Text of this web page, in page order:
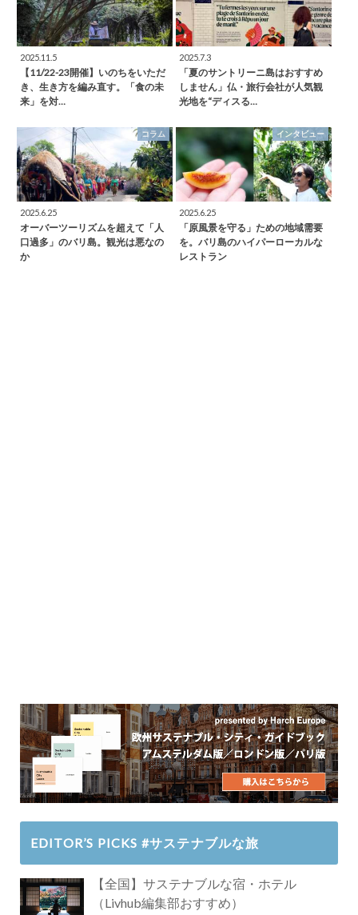
2025.11.5
【11/22-23開催】いのちをいただ
き、生き方を編み直す。「食の未
来」を対…
2025.7.3
「夏のサントリーニ島はおすすめ
しません」仏・旅行会社が人気観
光地を“ディスる…
コラム
2025.6.25
オーバーツーリズムを超えて「人
口過多」のバリ島。観光は悪なの
か
インタビュー
2025.6.25
「原風景を守る」ための地域需要
を。バリ島のハイパーローカルな
レストラン
EDITOR’S PICKS #サステナブルな旅
【全国】サステナブルな宿・ホテル
（Livhub編集部おすすめ）